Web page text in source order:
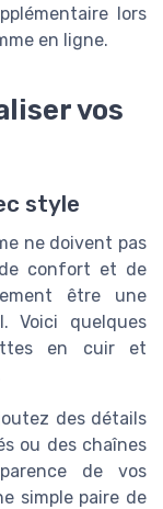
lors
en ligne.
vos
style
ne doivent pas
confort et de
être une
Voici quelques
en cuir et
des détails
ou des chaînes
de vos
simple paire de